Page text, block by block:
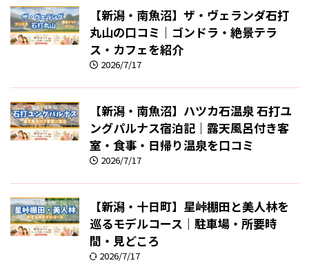
【新潟・南魚沼】ザ・ヴェランダ石打
丸山の口コミ｜ゴンドラ・絶景テラ
ス・カフェを紹介
2026/7/17
【新潟・南魚沼】ハツカ石温泉 石打ユ
ングパルナス宿泊記｜露天風呂付き客
室・食事・日帰り温泉を口コミ
2026/7/17
【新潟・十日町】星峠棚田と美人林を
巡るモデルコース｜駐車場・所要時
間・見どころ
2026/7/17